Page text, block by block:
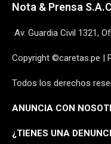
Nota & Prensa
Av. Guardia Civil 1321,
Copyright ©caretas.pe |
Todos los derechos
ANUNCIA CON
¿TIENES UNA